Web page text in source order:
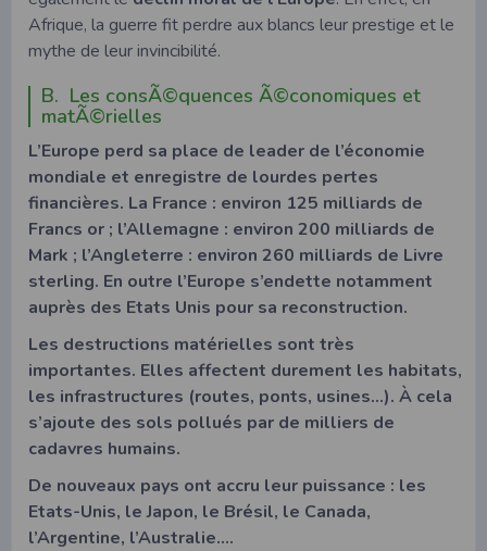
Afrique, la guerre fit perdre aux blancs leur prestige et le
mythe de leur invincibilité.
B. Les consÃ©quences Ã©conomiques et
matÃ©rielles
L’Europe perd sa place de leader de l’économie
mondiale et enregistre de lourdes pertes
financières. La France : environ 125 milliards de
Francs or ; l’Allemagne : environ 200 milliards de
Mark ; l’Angleterre : environ 260 milliards de Livre
sterling. En outre l’Europe s’endette notamment
auprès des Etats Unis pour sa reconstruction.
Les destructions matérielles sont très
importantes. Elles affectent durement les habitats,
les infrastructures (routes, ponts, usines…). À cela
s’ajoute des sols pollués par de milliers de
cadavres humains.
De nouveaux pays ont accru leur puissance : les
Etats-Unis, le Japon, le Brésil, le Canada,
l’Argentine, l’Australie….